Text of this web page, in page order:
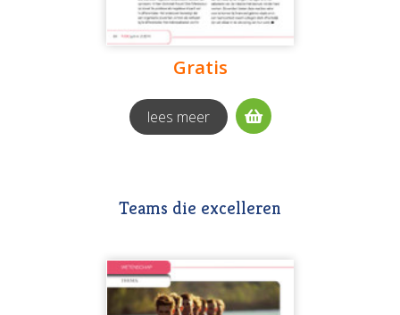
Gratis
lees meer
Teams die excelleren